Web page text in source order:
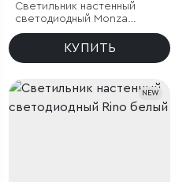
Светильник настенный
светодиодный Monza
черный
КУПИТЬ
NEW